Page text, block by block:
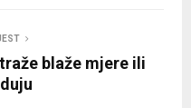
blaže mjere ili